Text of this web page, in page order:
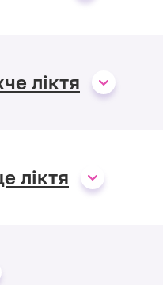
ліктя
ліктя